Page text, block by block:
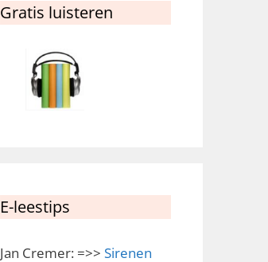
Gratis luisteren
E-leestips
Jan Cremer: =>> Sirenen